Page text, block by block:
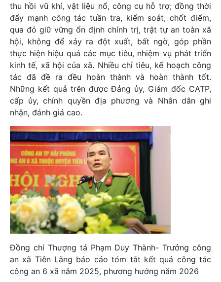
thu hồi vũ khí, vật liệu nổ, công cụ hỗ trợ; đồng thời
đẩy mạnh công tác tuần tra, kiểm soát, chốt điểm,
qua đó giữ vững ổn định chính trị, trật tự an toàn xã
hội, không để xảy ra đột xuất, bất ngờ, góp phần
thực hiện hiệu quả các mục tiêu, nhiệm vụ phát triển
kinh tế, xã hội của xã. Nhiều chỉ tiêu, kế hoạch công
tác đã đề ra đều hoàn thành và hoàn thành tốt.
Những kết quả trên được Đảng ủy, Giám đốc CATP,
cấp ủy, chính quyền địa phương và Nhân dân ghi
nhận, đánh giá cao.
Đồng chí Thượng tá Phạm Duy Thành- Trưởng công
an xã Tiên Lãng báo cáo tóm tắt kết quả công tác
công an 6 xã năm 2025, phương hướng năm 2026